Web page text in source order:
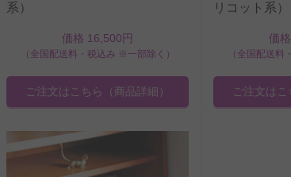
系）
価格 16,500円
（全国配送料・税込み ※一部除く）
ご注文はこちら （商品詳細）
リコット系）
価
（全国配送料
ご注文はこ